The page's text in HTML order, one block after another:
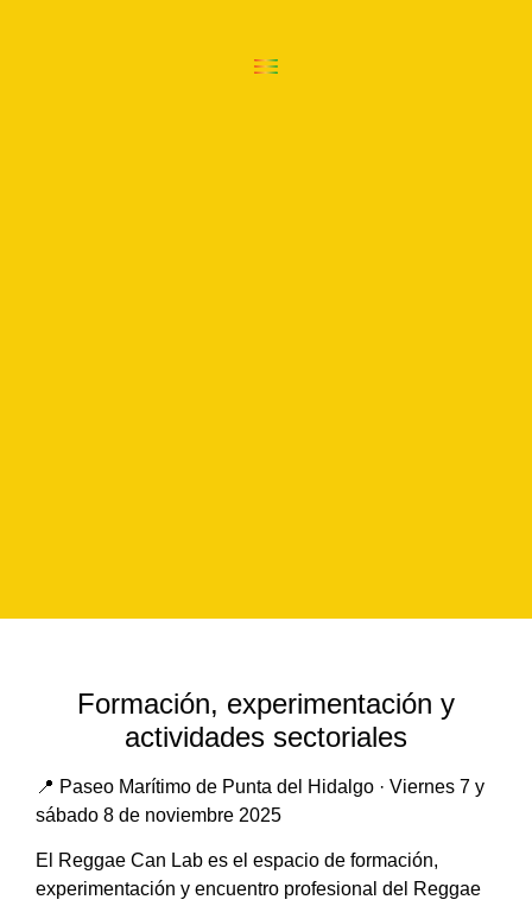
Formación, experimentación y
actividades sectoriales
📍 Paseo Marítimo de Punta del Hidalgo · Viernes 7 y
sábado 8 de noviembre 2025
El Reggae Can Lab es el espacio de formación,
experimentación y encuentro profesional del Reggae